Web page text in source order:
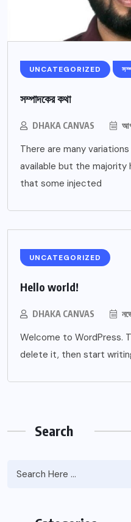
UNCATEGORIZED
সম্পাদকের কথা
DHAKA CANVAS
There are many
available but the majority
that some injected
UNCATEGORIZED
Hello world!
DHAKA CANVAS
Welcome to WordPress.
delete it, then start
Search